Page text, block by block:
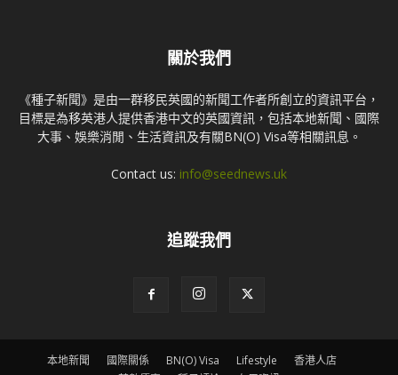
關於我們
《種子新聞》是由一群移民英國的新聞工作者所創立的資訊平台，
目標是為移英港人提供香港中文的英國資訊，包括本地新聞、國際
大事、娛樂消閒、生活資訊及有關BN(O) Visa等相關訊息。
Contact us: info@seednews.uk
追蹤我們
本地新聞 國際關係 BN(O) Visa Lifestyle
香港人店